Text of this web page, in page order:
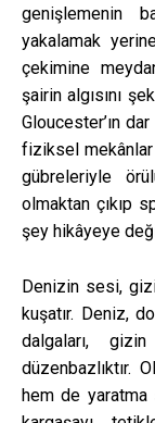
genişlemenin
yakalamak
çekimine
şairin algısını
Gloucester’ın
fiziksel
gübreleriyle
olmaktan çıkıp
şey hikâyeye
Denizin sesi,
kuşatır. Deniz,
dalgaları,
düzenbazlıktır.
hem de